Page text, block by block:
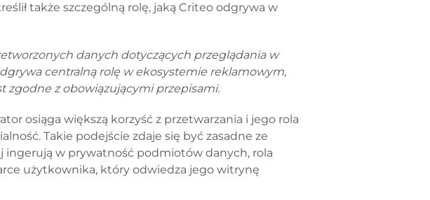
także szczególną rolę, jaką Criteo odgrywa w
danych dotyczących przeglądania w
centralną rolę w ekosystemie reklamowym,
zgodne z obowiązującymi przepisami.
osiąga większą korzyść z przetwarzania i jego rola
Takie podejście zdaje się być zasadne ze
ingerują w prywatność podmiotów danych, rola
użytkownika, który odwiedza jego witrynę